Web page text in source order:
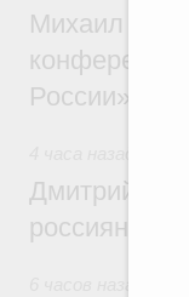
Михаил
России»
Дмитрий
россиян с